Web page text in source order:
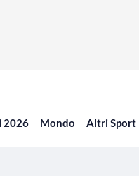
2026 Mondo Altri Sport